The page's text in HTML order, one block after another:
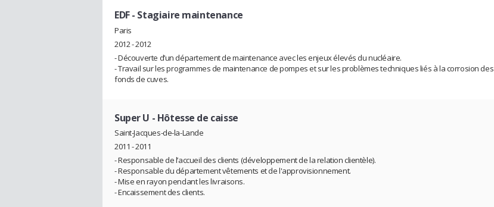
EDF- Stagiaire maintenance
Paris
2012 - 2012
- Découverte d’un département de maintenance avec les enjeux élevés du nucléaire.
- Travail sur les programmes de maintenance de pompes et sur les problèmes techniques liés à la corrosion des
fonds de cuves.
Super U - Hôtesse de caisse
Saint-Jacques-de-la-Lande
2011 - 2011
- Responsable de l’accueil des clients (développement de la relation clientèle).
- Responsable du département vêtements et de l'approvisionnement.
- Mise en rayon pendant les livraisons.
- Encaissement des clients.